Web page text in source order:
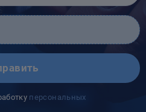
персональных